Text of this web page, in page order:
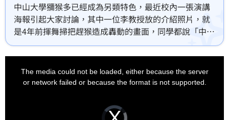
中山大學獼猴多已經成為另類特色，最近校內一張演講
海報引起大家討論，其中一位李教授放的介紹照片，就
是4年前揮舞掃把趕猴造成轟動的畫面，同學都說「中山
呂布本人出現」、「這場演講一定要聽！」不過除了揮
動掃把外，也有其他老師用雨傘卻沒成功，畫面被拍下
成為第二集！
Video
Player
The media could not be loaded, either because the server
or network failed or because the format is not supported.